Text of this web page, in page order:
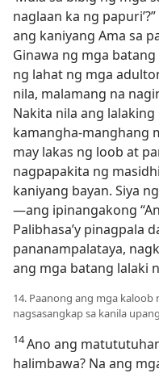
naglaan ka ng
ang kaniyang Ama sa
Ginawa ng mga
ng lahat ng mga
nila, malamang na
Nakita nila ang
kamangha-manghang
may lakas ng loob at
nagpapakita ng
kaniyang bayan. Siya
—ang ipinangakong
Palibhasa’y pinagpala
pananampalataya,
ang mga batang lalaki
14. Paanong ang mga
nagsasangkap sa kanila
14Ano ang
halimbawa? Na ang